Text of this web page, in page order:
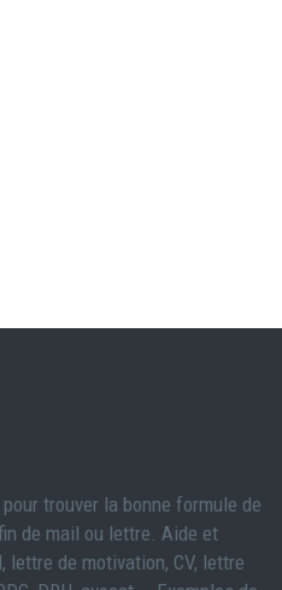
trouver la bonne formule de
de mail ou lettre. Aide et
lettre de motivation, CV, lettre